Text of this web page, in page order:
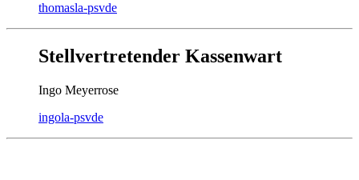
thomasla-psvde
Stellvertretender Kassenwart
Ingo Meyerrose
ingola-psvde